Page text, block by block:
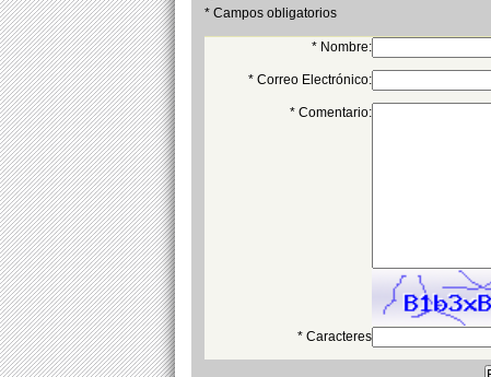
* Campos obligatorios
* Nombre:
* Correo Electrónico:
* Comentario:
* Caracteres